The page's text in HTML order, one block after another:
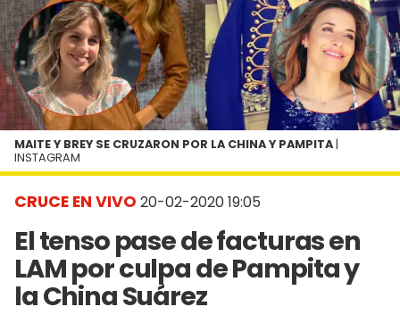
CRUCE EN VIVO 20-02-2020 19:05
El tenso pase de facturas en
LAM por culpa de Pampita y
la China Suárez
MAITE Y BREY SE CRUZARON POR LA CHINA Y PAMPITA |
INSTAGRAM